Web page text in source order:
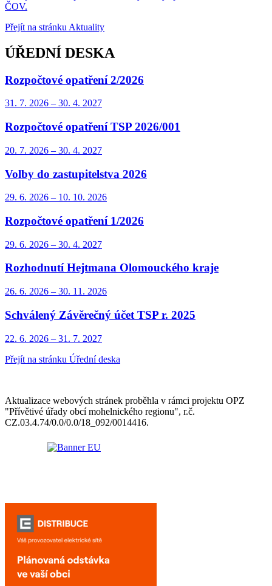
ČOV.
Přejít na stránku Aktuality
ÚŘEDNÍ DESKA
Rozpočtové opatření 2/2026
31. 7. 2026 – 30. 4. 2027
Rozpočtové opatření TSP 2026/001
20. 7. 2026 – 30. 4. 2027
Volby do zastupitelstva 2026
29. 6. 2026 – 10. 10. 2026
Rozpočtové opatření 1/2026
29. 6. 2026 – 30. 4. 2027
Rozhodnutí Hejtmana Olomouckého kraje
26. 6. 2026 – 30. 11. 2026
Schválený Závěrečný účet TSP r. 2025
22. 6. 2026 – 31. 7. 2027
Přejít na stránku Úřední deska
Aktualizace webových stránek proběhla v rámci projektu OPZ
"Přívětivé úřady obcí mohelnického regionu", r.č.
CZ.03.4.74/0.0/0.0/18_092/0014416.